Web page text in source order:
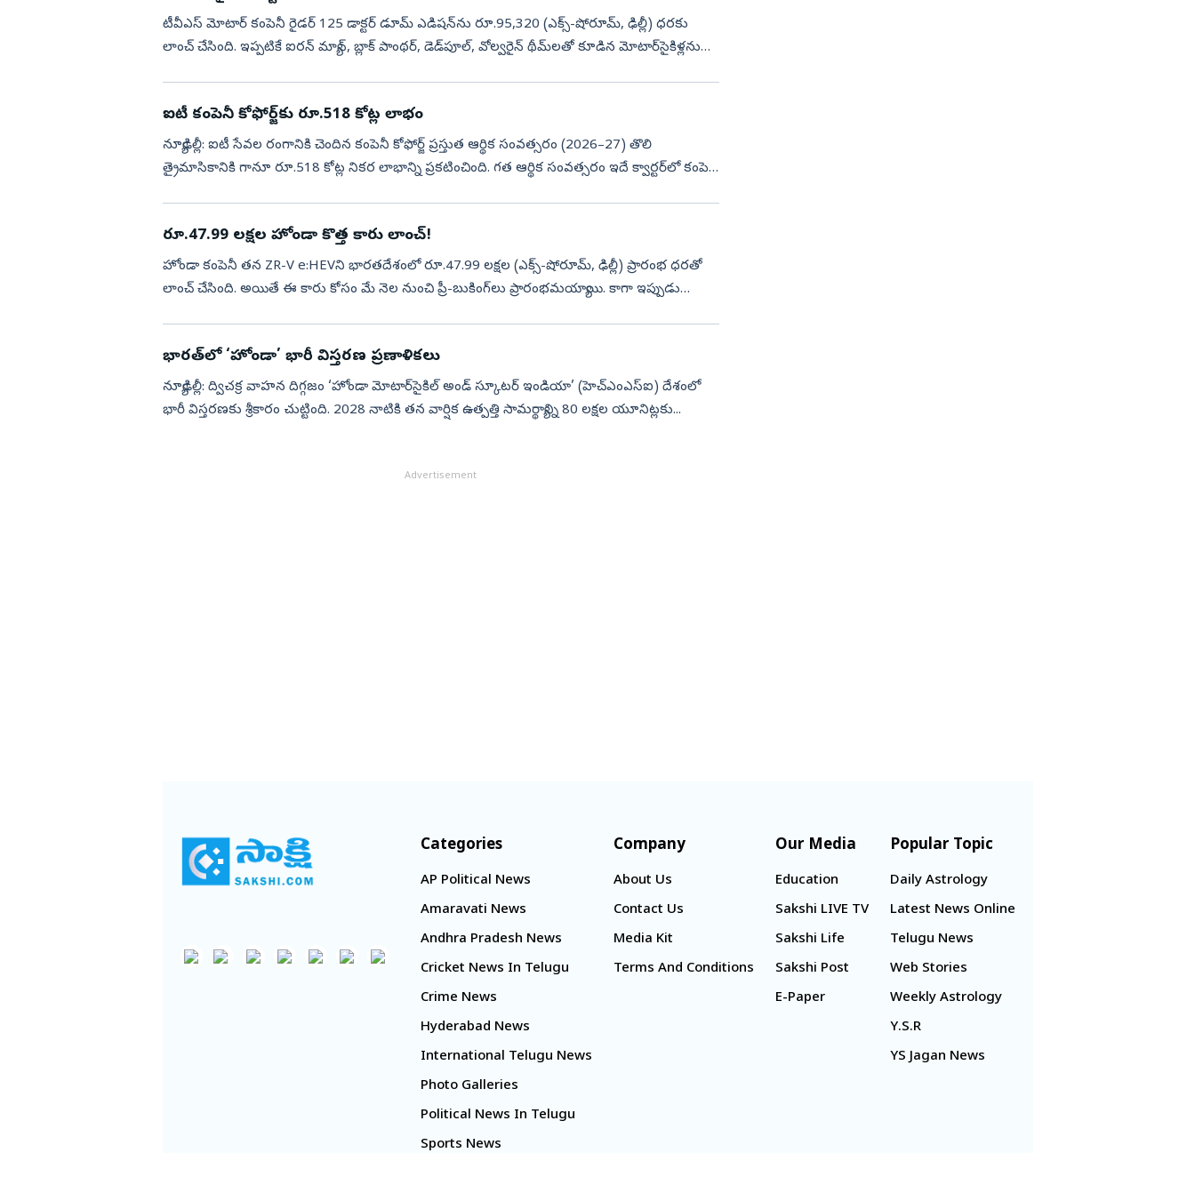
టీవీఎస్ మోటార్ కంపెనీ రైడర్ 125 డాక్టర్ డూమ్ ఎడిషన్‌ను రూ.95,320 (ఎక్స్-షోరూమ్, ఢిల్లీ) ధరకు
లాంచ్ చేసింది. ఇప్పటికే ఐరన్ మ్యాన్, బ్లాక్ పాంథర్, డెడ్‌పూల్, వోల్వరైన్ థీమ్‌లతో కూడిన మోటార్‌సైకిళ్లను
ఐటీ కంపెనీ కోఫోర్జ్‌కు రూ.518 కోట్ల లాభం
న్యూఢిల్లీ: ఐటీ సేవల రంగానికి చెందిన కంపెనీ కోఫోర్జ్‌ ప్రస్తుత ఆర్థిక సంవత్సరం (2026–27) తొలి
త్రైమాసికానికి గానూ రూ.518 కోట్ల నికర లాభాన్ని ప్రకటించింది. గత ఆర్థిక సంవత్సరం ఇదే క్వార్టర్‌లో కంపెనీ
రూ.47.99 లక్షల హోండా కొత్త కారు లాంచ్!
హోండా కంపెనీ తన ZR-V e:HEVని భారతదేశంలో రూ.47.99 లక్షల (ఎక్స్-షోరూమ్, ఢిల్లీ) ప్రారంభ ధరతో
లాంచ్ చేసింది. అయితే ఈ కారు కోసం మే నెల నుంచి ప్రీ-బుకింగ్‌లు ప్రారంభమయ్యాయి. కాగా ఇప్పుడు
భారత్‌లో ‘హోండా’ భారీ విస్తరణ ప్రణాళికలు
న్యూఢిల్లీ: ద్విచక్ర వాహన దిగ్గజం ‘హోండా మోటార్‌సైకిల్‌ అండ్‌ స్కూటర్‌ ఇండియా’ (హెచ్‌ఎంఎస్‌ఐ) దేశంలో
భారీ విస్తరణకు శ్రీకారం చుట్టింది. 2028 నాటికి తన వార్షిక ఉత్పత్తి సామర్థ్యాన్ని 80 లక్షల యూనిట్లకు...
Advertisement
Categories
AP Political News
Amaravati News
Andhra Pradesh News
Cricket News In Telugu
Crime News
Hyderabad News
International Telugu News
Photo Galleries
Political News In Telugu
Sports News
Company
About Us
Contact Us
Media Kit
Terms And Conditions
Our Media
Education
Sakshi LIVE TV
Sakshi Life
Sakshi Post
E-Paper
Popular Topic
Daily Astrology
Latest News Online
Telugu News
Web Stories
Weekly Astrology
Y.S.R
YS Jagan News